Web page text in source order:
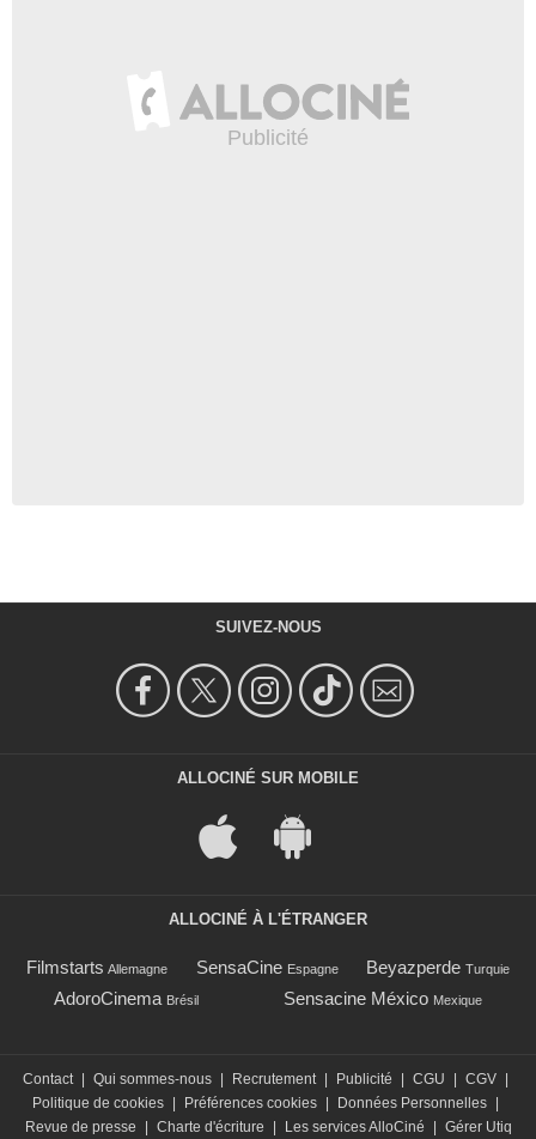
SUIVEZ-NOUS
ALLOCINÉ SUR MOBILE
ALLOCINÉ À L'ÉTRANGER
Filmstarts Allemagne SensaCine Espagne Beyazperde Turquie
AdoroCinema Brésil Sensacine México Mexique
Contact Qui sommes-nous Recrutement Publicité CGU CGV
Politique de cookies
Préférences cookies Données Personnelles
Revue de presse
Charte d'écriture Les services AlloCiné Gérer Utiq